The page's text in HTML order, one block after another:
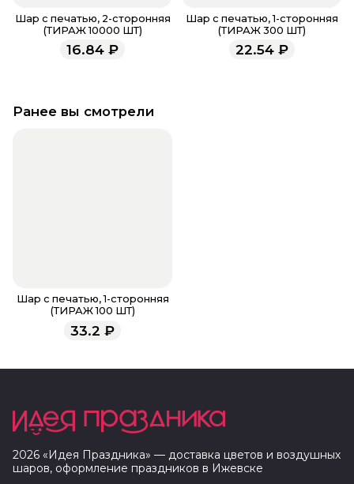
Шар с печатью, 2-сторонняя
(ТИРАЖ 10000 ШТ)
16.84 ₽
Шар с печатью, 1-сторонняя
(ТИРАЖ 300 ШТ)
22.54₽
Ранее вы смотрели
Шар с печатью, 1-сторонняя
(ТИРАЖ 100 ШТ)
33.2 ₽
2026 «Идея Праздника» — доставка цветов и воздушных
шаров, оформление праздников в Ижевске